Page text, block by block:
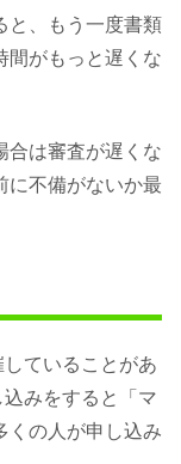
と、もう一度書類
間がもっと遅くな
合は審査が遅くな
に不備がないか最
ていることがあ
みをすると「マ
くの人が申し込み